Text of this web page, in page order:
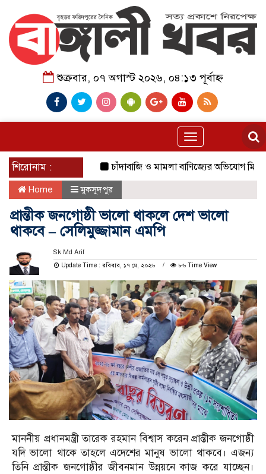
শুক্রবার, ০৭ অগাস্ট ২০২৬, ০৪:১৩ পূর্বাহ্ন
Toggle
navigation
শিরোনাম : চাঁদাবাজি ও মামলা বাণিজ্যের অভিযোগ
Home মুকসুদপুর
প্রান্তীক জনগোষ্ঠী ভালো থাকলে দেশ ভালো
থাকবে – সেলিমুজ্জামান এমপি
Sk Md Arif
Update Time : রবিবার, ১৭ মে, ২০২৬
৮৬ Time View
মাননীয় প্রধানমন্ত্রী তারেক রহমান বিশ্বাস করেন প্রান্তীক জনগোষ্ঠী
যদি ভালো থাকে তাহলে এদেশের মানুষ ভালো থাকবে। এজন্য
তিনি প্রান্তীক জনগোষ্ঠীর জীবনমান উন্নয়নে কাজ করে যাচ্ছেন।